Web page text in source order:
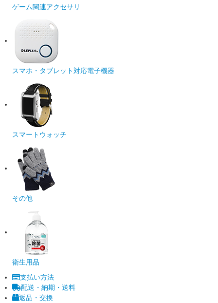
ゲーム関連アクセサリ
スマホ・タブレット対応電子機器
スマートウォッチ
その他
衛生用品
支払い方法
配送・納期・送料
返品・交換